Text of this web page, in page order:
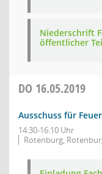
Niederschrift
öffentlicher
DO 16.05.2019
Ausschuss für
14:30-16:10 Uhr
Rotenburg,